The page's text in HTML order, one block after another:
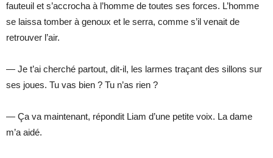
fauteuil et s’accrocha à l’homme de toutes ses forces. L’homme
se laissa tomber à genoux et le serra, comme s’il venait de
retrouver l’air.
— Je t’ai cherché partout, dit-il, les larmes traçant des sillons sur
ses joues. Tu vas bien ? Tu n’as rien ?
— Ça va maintenant, répondit Liam d’une petite voix. La dame
m’a aidé.